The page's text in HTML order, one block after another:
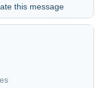
this message